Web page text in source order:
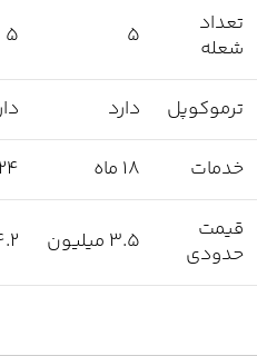
تعداد
شعله
۵ ۵
ترموکوپل دارد
خدمات 18 ماه 24 ماه
قیمت
حدودی
۳.۵ میلیون ۴.۲